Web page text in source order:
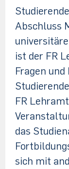
Abschluss
ist der FR
Fragen
FR
das
sich mit